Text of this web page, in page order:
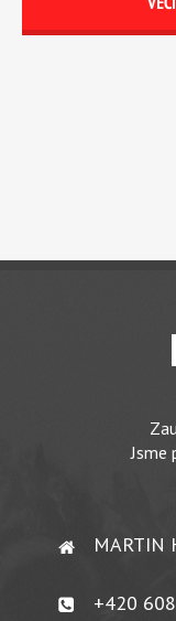
Jsme
MARTIN
+420